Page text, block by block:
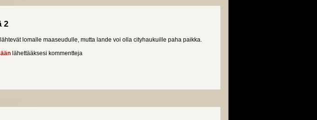
2
lomalle maaseudulle, mutta lande voi olla cityhaukuille paha paikka.
salainen elämä 2
lähettääksesi kommentteja